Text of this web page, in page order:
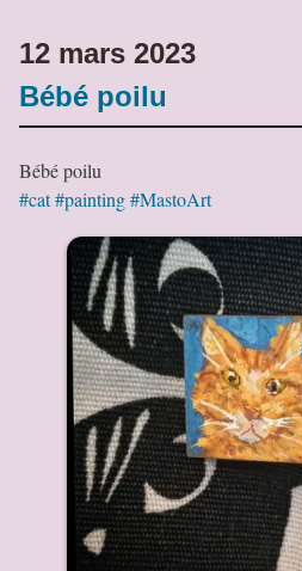
12 mars 2023
Bébé poilu
Bébé poilu
#cat#painting#MastoArt